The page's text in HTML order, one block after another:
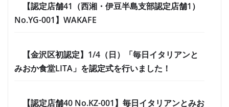
【認定店舗41（西湘・伊豆半島支部認定店舗1）
No.YG-001】WAKAFE
【金沢区初認定】1/4（日）「毎日イタリアンと
みおか食堂LITA」を認定式を行いました！
【認定店舗40 No.KZ-001】毎日イタリアンとみお